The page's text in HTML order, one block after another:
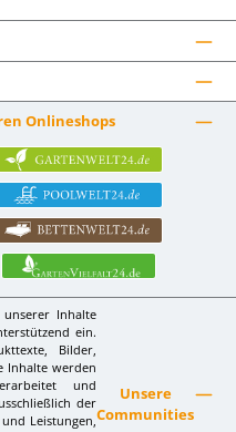
Onlineshops
Inhalte
ein.
Bilder,
Inhalte werden
und
der
Leistungen,
Unsere
Communities